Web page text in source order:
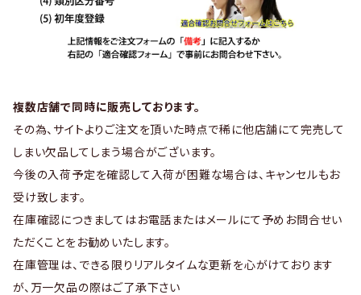
複数店舗で同時に販売しております。
その為、サイトよりご注文を頂いた時点で稀に他店舗にて完売して
しまい欠品してしまう場合がございます。
今後の入荷予定を確認して入荷が困難な場合は、キャンセルもお
受け致します。
在庫確認につきましてはお電話またはメールにて予めお問合せい
ただくことをお勧めいたします。
在庫管理は、できる限りリアルタイムな更新を心がけております
が、万一欠品の際はご了承下さい